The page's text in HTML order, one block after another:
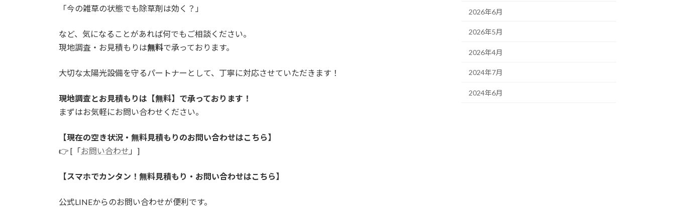
「今の雑草の状態でも除草剤は効く？」
など、気になることがあれば何でもご相談ください。
現地調査・お見積もりは無料で承っております。
大切な太陽光設備を守るパートナーとして、丁寧に対応させていただきます！
現地調査とお見積もりは【無料】で承っております！
まずはお気軽にお問い合わせください。
【現在の空き状況・無料見積もりのお問い合わせはこちら】
👉 [「お問い合わせ 」]
【スマホでカンタン！無料見積もり・お問い合わせはこちら】
公式LINEからのお問い合わせが便利です。
2026年6月
2026年5月
2026年4月
2024年7月
2024年6月